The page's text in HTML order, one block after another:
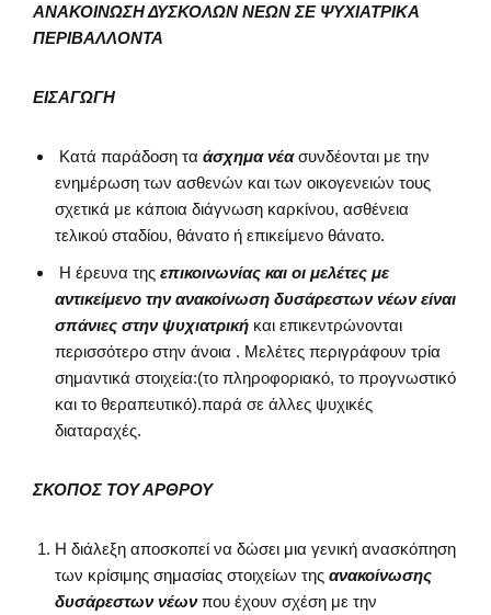
ΑΝΑΚΟΙΝΩΣΗ ΔΥΣΚΟΛΩΝ ΝΕΩΝ ΣΕ ΨΥΧΙΑΤΡΙΚΑ
ΠΕΡΙΒΑΛΛΟΝΤΑ
ΕΙΣΑΓΩΓΗ
Κατά παράδοση τα άσχημα νέασυνδέονται με την
ενημέρωση των ασθενών και των οικογενειών τους
σχετικά με κάποια διάγνωση καρκίνου, ασθένεια
τελικού σταδίου, θάνατο ή επικείμενο θάνατο.
Η έρευνα της επικοινωνίας και οι μελέτες με
αντικείμενο την ανακοίνωση δυσάρεστων νέων είναι
σπάνιες στην ψυχιατρική και επικεντρώνονται
περισσότερο στην άνοια . Μελέτες περιγράφουν τρία
σημαντικά στοιχεία:(το πληροφοριακό, το προγνωστικό
και το θεραπευτικό).παρά σε άλλες ψυχικές
διαταραχές.
ΣΚΟΠΟΣ ΤΟΥ ΑΡΘΡΟΥ
Η διάλεξη αποσκοπεί να δώσει μια γενική ανασκόπηση
των κρίσιμης σημασίας στοιχείων της ανακοίνωσης
δυσάρεστων νέωνπου έχουν σχέση με την